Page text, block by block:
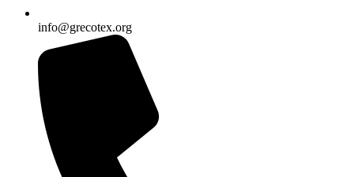
info@grecotex.org